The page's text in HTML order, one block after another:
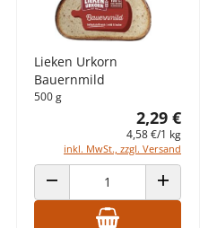
ERHÖHEN
Lieken Urkorn
Bauernmild
500 g
2,29 €
4,58 €/1 kg
inkl. MwSt., zzgl. Versand
ANZAHL VERRINGERN ANZAHL